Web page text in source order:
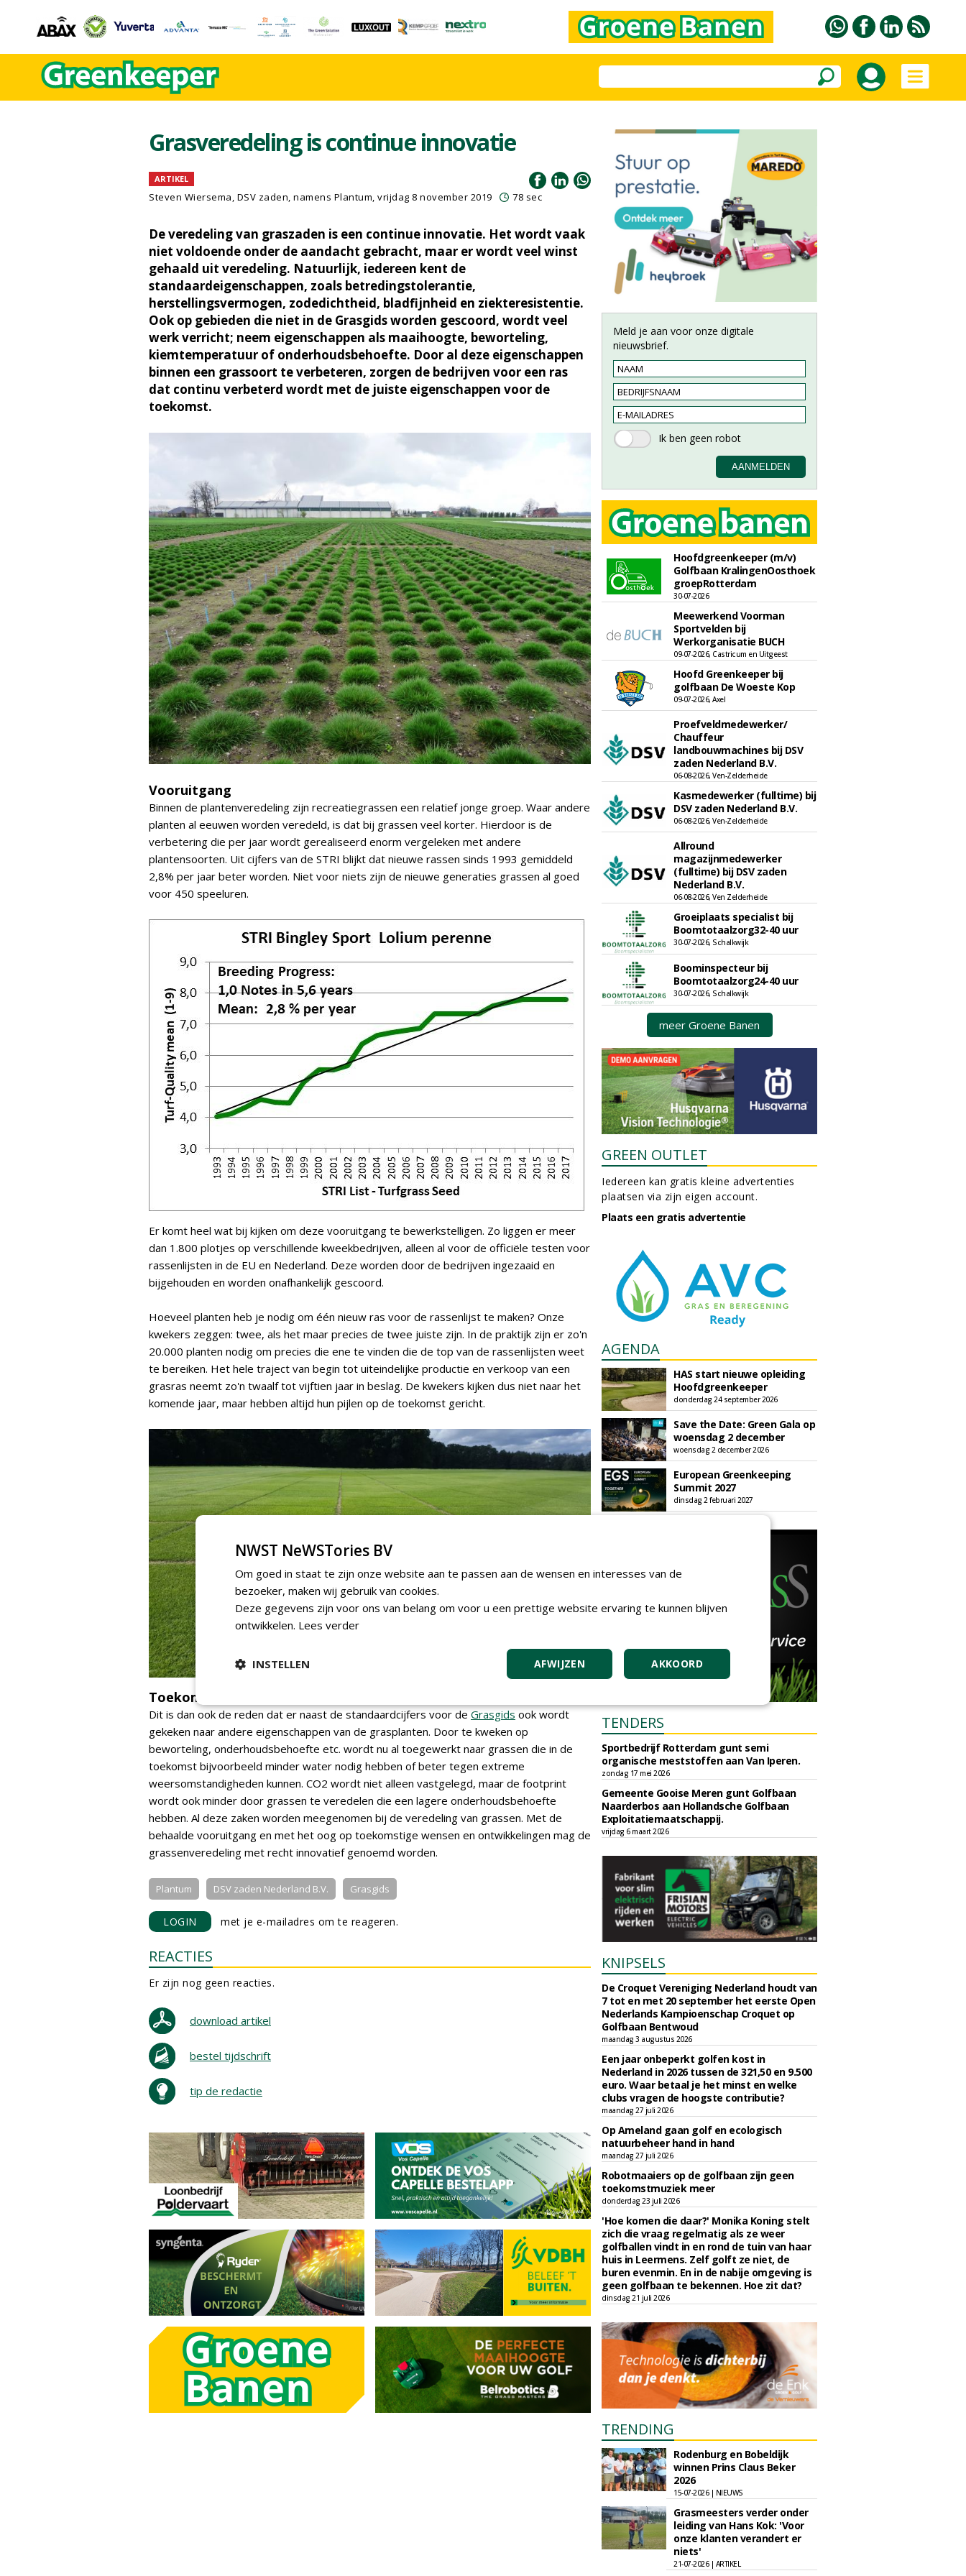
Grasveredeling is continue innovatie
ARTIKEL
Steven Wiersema, DSV zaden, namens Plantum, vrijdag 8 november 2019 78 sec
De veredeling van graszaden is een continue innovatie. Het wordt vaak
niet voldoende onder de aandacht gebracht, maar er wordt veel winst
gehaald uit veredeling. Natuurlijk, iedereen kent de
standaardeigenschappen, zoals betredingstolerantie,
herstellingsvermogen, zodedichtheid, bladfijnheid en ziekteresistentie.
Ook op gebieden die niet in de Grasgids worden gescoord, wordt veel
werk verricht; neem eigenschappen als maaihoogte, beworteling,
kiemtemperatuur of onderhoudsbehoefte. Door al deze eigenschappen
binnen een grassoort te verbeteren, zorgen de bedrijven voor een ras
dat continu verbeterd wordt met de juiste eigenschappen voor de
toekomst.
Vooruitgang
Binnen de plantenveredeling zijn recreatiegrassen een relatief jonge groep. Waar andere
planten al eeuwen worden veredeld, is dat bij grassen veel korter. Hierdoor is de
verbetering die per jaar wordt gerealiseerd enorm vergeleken met andere
plantensoorten. Uit cijfers van de STRI blijkt dat nieuwe rassen sinds 1993 gemiddeld
2,8% per jaar beter worden. Niet voor niets zijn de nieuwe generaties grassen al goed
voor 450 speeluren.
Er komt heel wat bij kijken om deze vooruitgang te bewerkstelligen. Zo liggen er meer
dan 1.800 plotjes op verschillende kweekbedrijven, alleen al voor de officiële testen voor
rassenlijsten in de EU en Nederland. Deze worden door de bedrijven ingezaaid en
bijgehouden en worden onafhankelijk gescoord.
Hoeveel planten heb je nodig om één nieuw ras voor de rassenlijst te maken? Onze
kwekers zeggen: twee, als het maar precies de twee juiste zijn. In de praktijk zijn er zo'n
20.000 planten nodig om precies die ene te vinden die de top van de rassenlijsten weet
te bereiken. Het hele traject van begin tot uiteindelijke productie en verkoop van een
grasras neemt zo'n twaalf tot vijftien jaar in beslag. De kwekers kijken dus niet naar het
komende jaar, maar hebben altijd hun pijlen op de toekomst gericht.
Toekomst
Dit is dan ook de reden dat er naast de standaardcijfers voor de Grasgids ook wordt
gekeken naar andere eigenschappen van de grasplanten. Door te kweken op
beworteling, onderhoudsbehoefte etc. wordt nu al toegewerkt naar grassen die in de
toekomst bijvoorbeeld minder water nodig hebben of beter tegen extreme
weersomstandigheden kunnen. CO2 wordt niet alleen vastgelegd, maar de footprint
wordt ook minder door grassen te veredelen die een lagere onderhoudsbehoefte
hebben. Al deze zaken worden meegenomen bij de veredeling van grassen. Met de
behaalde vooruitgang en met het oog op toekomstige wensen en ontwikkelingen mag de
grassenveredeling met recht innovatief genoemd worden.
Plantum DSV zaden Nederland B.V. Grasgids
LOGIN met je e-mailadres om te reageren.
REACTIES
Er zijn nog geen reacties.
download artikel
bestel tijdschrift
tip de redactie
Meld je aan voor onze digitale
nieuwsbrief.
Hoofdgreenkeeper (m/v)
Golfbaan KralingenOosthoek
groepRotterdam
30-07-2026
Meewerkend Voorman
Sportvelden bij
Werkorganisatie BUCH
09-07-2026, Castricum en Uitgeest
Hoofd Greenkeeper bij
golfbaan De Woeste Kop
09-07-2026, Axel
Proefveldmedewerker/
Chauffeur
landbouwmachines bij DSV
zaden Nederland B.V.
06-08-2026, Ven-Zelderheide
Kasmedewerker (fulltime) bij
DSV zaden Nederland B.V.
06-08-2026, Ven-Zelderheide
Allround
magazijnmedewerker
(fulltime) bij DSV zaden
Nederland B.V.
06-08-2026, Ven Zelderheide
Groeiplaats specialist bij
Boomtotaalzorg32-40 uur
30-07-2026, Schalkwijk
Boominspecteur bij
Boomtotaalzorg24-40 uur
30-07-2026, Schalkwijk
meer Groene Banen
GREEN OUTLET
Iedereen kan gratis kleine advertenties
plaatsen via zijn eigen account.
Plaats een gratis advertentie
AGENDA
HAS start nieuwe opleiding
Hoofdgreenkeeper
donderdag 24 september 2026
Save the Date: Green Gala op
woensdag 2 december
woensdag 2 december 2026
European Greenkeeping
Summit 2027
dinsdag 2 februari 2027
TENDERS
Sportbedrijf Rotterdam gunt semi
organische meststoffen aan Van Iperen.
zondag 17 mei 2026
Gemeente Gooise Meren gunt Golfbaan
Naarderbos aan Hollandsche Golfbaan
Exploitatiemaatschappij.
vrijdag 6 maart 2026
KNIPSELS
De Croquet Vereniging Nederland houdt van
7 tot en met 20 september het eerste Open
Nederlands Kampioenschap Croquet op
Golfbaan Bentwoud
maandag 3 augustus 2026
Een jaar onbeperkt golfen kost in
Nederland in 2026 tussen de 321,50 en 9.500
euro. Waar betaal je het minst en welke
clubs vragen de hoogste contributie?
maandag 27 juli 2026
Op Ameland gaan golf en ecologisch
natuurbeheer hand in hand
maandag 27 juli 2026
Robotmaaiers op de golfbaan zijn geen
toekomstmuziek meer
donderdag 23 juli 2026
'Hoe komen die daar?' Monika Koning stelt
zich die vraag regelmatig als ze weer
golfballen vindt in en rond de tuin van haar
huis in Leermens. Zelf golft ze niet, de
buren evenmin. En in de nabije omgeving is
geen golfbaan te bekennen. Hoe zit dat?
dinsdag 21 juli 2026
TRENDING
Rodenburg en Bobeldijk
winnen Prins Claus Beker
2026
15-07-2026 | NIEUWS
Grasmeesters verder onder
leiding van Hans Kok: 'Voor
onze klanten verandert er
niets'
21-07-2026 | ARTIKEL
NWST NeWSTories BV
Om goed in staat te zijn onze website aan te passen aan de wensen en interesses van de
bezoeker, maken wij gebruik van cookies.
Deze gegevens zijn voor ons van belang om voor u een prettige website ervaring te kunnen blijven
ontwikkelen. Lees verder
AKKOORD
AFWIJZEN
INSTELLEN